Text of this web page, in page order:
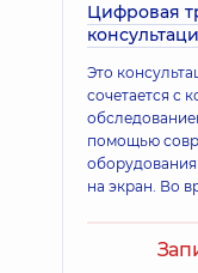
Цифровая
Это
сочетается с
помощью
на экран. Во
видеть